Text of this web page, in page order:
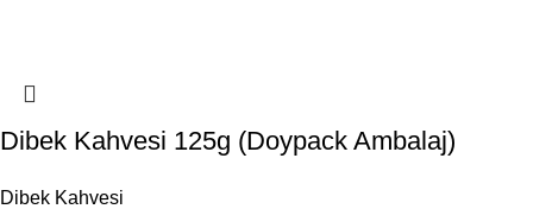
Dibek Kahvesi 125g (Doypack Ambalaj)
Dibek Kahvesi